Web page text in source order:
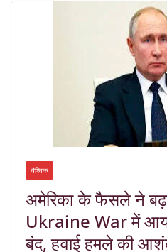
वैश्विक
अमेरिका के फैसले ने
Ukraine War में आया
बंद, हवाई हमले की